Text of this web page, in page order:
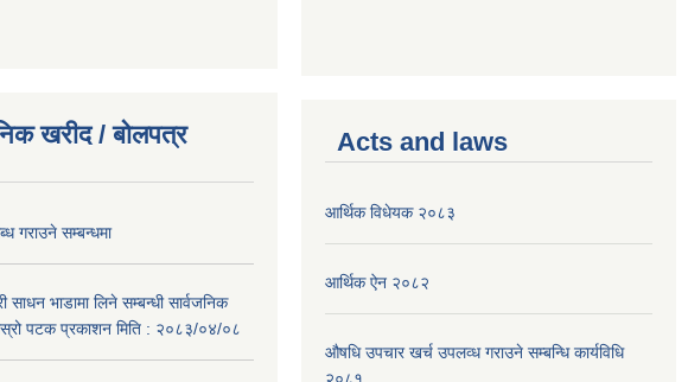
खरीद / बोलपत्र
गराउने सम्बन्धमा
साधन भाडामा लिने सम्बन्धी सार्वजनिक
पटक प्रकाशन मिति : २०८३/०४/०८
Acts and laws
आर्थिक विधेयक २०८३
आर्थिक ऐन २०८२
औषधि उपचार खर्च उपलव्ध गराउने सम्बन्धि कार्यविधि